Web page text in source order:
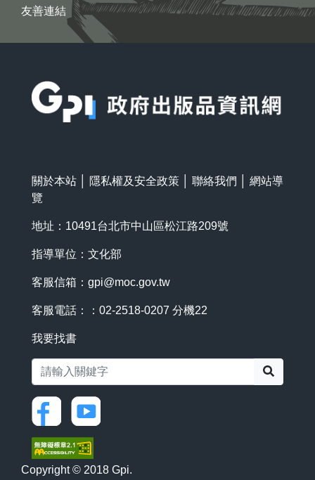
友善連結
關於本站 隱私權及安全政策 聯絡我們
網站導
覽
地址：10491台北市中山區松江路209號
指導單位：文化部
客服信箱： gpi@moc.gov.tw
客服電話：：02-2518-0207 分機22
我要找書
Copyright © 2018 Gpi.